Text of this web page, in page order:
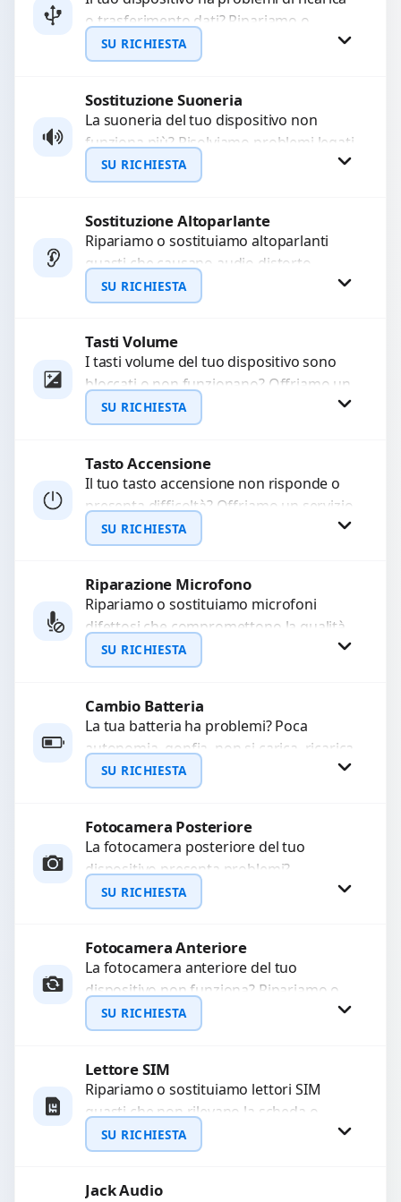
WhatsApp
o trasferimento dati? Ripariamo o
sostituiamo connettori di ricarica guasti,
rotti, allentati, danneggiati,...
SU RICHIESTA
Richiedi Preventivo
WhatsApp
Sostituzione Suoneria
La suoneria del tuo dispositivo non
funziona più? Risolviamo problemi legati
a moduli audio difettosi con interventi
precisi e componenti...
SU RICHIESTA
Richiedi Preventivo
WhatsApp
Sostituzione Altoparlante
Ripariamo o sostituiamo altoparlanti
guasti che causano audio distorto,
basso o assente. Utilizziamo ricambi di
alta qualità garantiti per 3...
SU RICHIESTA
Richiedi Preventivo
WhatsApp
Tasti Volume
I tasti volume del tuo dispositivo sono
bloccati o non funzionano? Offriamo un
servizio di riparazione o sostituzione
con ricambi...
SU RICHIESTA
Richiedi Preventivo
WhatsApp
Tasto Accensione
Il tuo tasto accensione non risponde o
presenta difficoltà? Offriamo un servizio
professionale di riparazione o
sostituzione utilizzando componenti di...
SU RICHIESTA
Richiedi Preventivo
WhatsApp
Riparazione Microfono
Ripariamo o sostituiamo microfoni
difettosi che compromettono la qualità
audio delle registrazioni o delle
chiamate. Diagnosi accurata e ricambi
SU RICHIESTA
Richiedi Preventivo
WhatsApp
Cambio Batteria
La tua batteria ha problemi? Poca
autonomia, gonfia, non si carica, ricarica
lenta o cicli di ricarica esauriti?
Sostituiamo la...
SU RICHIESTA
Richiedi Preventivo
WhatsApp
Fotocamera Posteriore
La fotocamera posteriore del tuo
dispositivo presenta problemi?
Interveniamo per risolvere guasti come
immagini sfocate, messa a fuoco non
SU RICHIESTA
Richiedi Preventivo
WhatsApp
Fotocamera Anteriore
La fotocamera anteriore del tuo
dispositivo non funziona? Ripariamo o
sostituiamo fotocamere guaste con
problemi come immagini sfocate, messa
SU RICHIESTA
Richiedi Preventivo
WhatsApp
Lettore SIM
Ripariamo o sostituiamo lettori SIM
guasti che non rilevano la scheda o
interrompono il segnale. Utilizziamo
ricambi testati e garantiti...
SU RICHIESTA
Richiedi Preventivo
Jack Audio